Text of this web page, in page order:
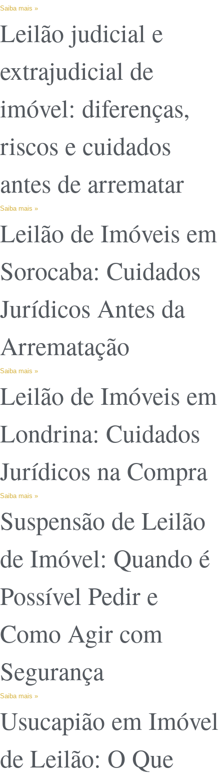
Saiba mais »
Leilão judicial e
extrajudicial de
imóvel: diferenças,
riscos e cuidados
antes de arrematar
Saiba mais »
Leilão de Imóveis em
Sorocaba: Cuidados
Jurídicos Antes da
Arrematação
Saiba mais »
Leilão de Imóveis em
Londrina: Cuidados
Jurídicos na Compra
Saiba mais »
Suspensão de Leilão
de Imóvel: Quando é
Possível Pedir e
Como Agir com
Segurança
Saiba mais »
Usucapião em Imóvel
de Leilão: O Que